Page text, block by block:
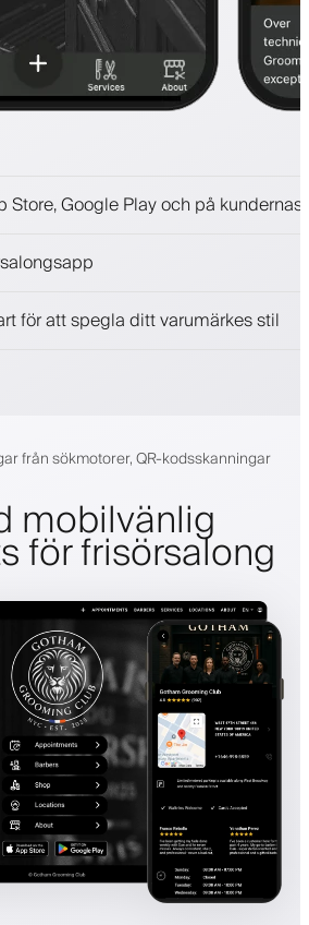
med ett lojalitetsprogram
Store, Google Play och på
för att spegla ditt varumärkes stil
från sökmotorer, QR-kodsskanningar
mobilvänlig
för frisörsalong